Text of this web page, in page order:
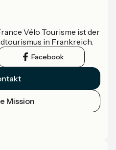
Vélo Tourisme ist der
in Frankreich.
Facebook
Mission